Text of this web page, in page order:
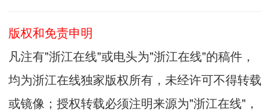
版权和免责申明
凡注有"浙江在线"或电头为"浙江在线"的稿件，
均为浙江在线独家版权所有，未经许可不得转载
或镜像；授权转载必须注明来源为"浙江在线"，